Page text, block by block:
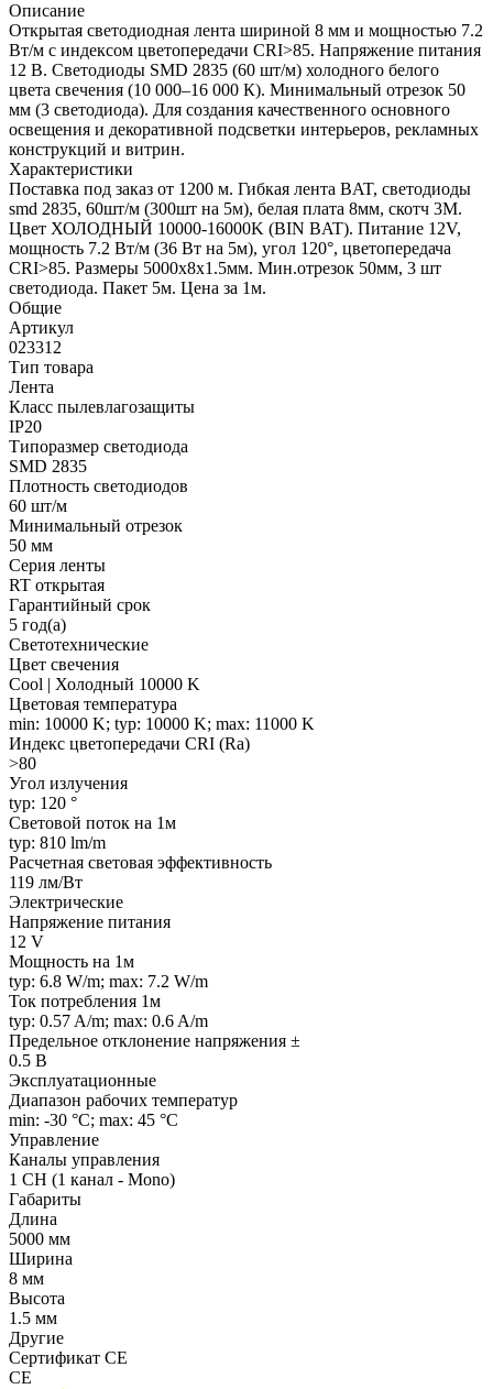
Описание
Открытая светодиодная лента шириной 8 мм и мощностью 7.2
Вт/м с индексом цветопередачи CRI>85. Напряжение питания
12 В. Светодиоды SMD 2835 (60 шт/м) холодного белого
цвета свечения (10 000–16 000 К). Минимальный отрезок 50
мм (3 светодиода). Для создания качественного основного
освещения и декоративной подсветки интерьеров, рекламных
конструкций и витрин.
Характеристики
Поставка под заказ от 1200 м. Гибкая лента BAT, светодиоды
smd 2835, 60шт/м (300шт на 5м), белая плата 8мм, скотч 3М.
Цвет ХОЛОДНЫЙ 10000-16000K (BIN BAT). Питание 12V,
мощность 7.2 Вт/м (36 Вт на 5м), угол 120°, цветопередача
CRI>85. Размеры 5000х8x1.5мм. Мин.отрезок 50мм, 3 шт
светодиода. Пакет 5м. Цена за 1м.
Общие
Артикул
023312
Тип товара
Лента
Класс пылевлагозащиты
IP20
Типоразмер светодиода
SMD 2835
Плотность светодиодов
60 шт/м
Минимальный отрезок
50 мм
Серия ленты
RT открытая
Гарантийный срок
5 год(а)
Светотехнические
Цвет свечения
Cool | Холодный 10000 K
Цветовая температура
min: 10000 K; typ: 10000 K; max: 11000 K
Индекс цветопередачи CRI (Ra)
>80
Угол излучения
typ: 120 °
Световой поток на 1м
typ: 810 lm/m
Расчетная световая эффективность
119 лм/Вт
Электрические
Напряжение питания
12 V
Мощность на 1м
typ: 6.8 W/m; max: 7.2 W/m
Ток потребления 1м
typ: 0.57 A/m; max: 0.6 A/m
Предельное отклонение напряжения ±
0.5 В
Эксплуатационные
Диапазон рабочих температур
min: -30 °C; max: 45 °C
Управление
Каналы управления
1 CH (1 канал - Mono)
Габариты
Длина
5000 мм
Ширина
8 мм
Высота
1.5 мм
Другие
Сертификат CE
CE